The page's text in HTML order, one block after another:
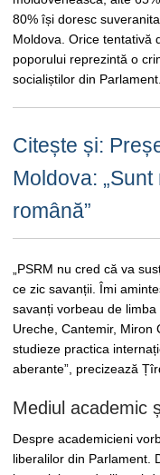
80% își doresc
Moldova. Orice tentativă
poporului reprezintă o
socialiștilor din Parlament.
Citește și:
Moldova:
română”
„PSRM nu cred că va
ce zic savanții. Îmi
savanți vorbeau de
Ureche, Cantemir, Miron
studieze practica
aberante”, precizează
Mediul academic
Despre academicieni
liberalilor din Parlament.